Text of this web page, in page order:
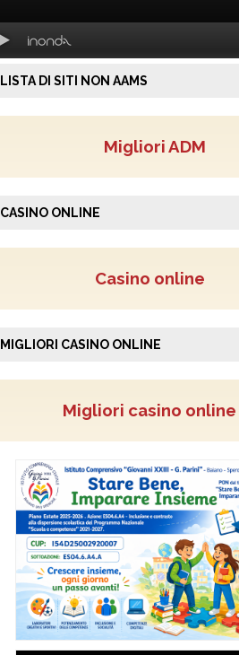
LISTA DI SITI NON AAMS
Migliori ADM
CASINO ONLINE
Casino online
MIGLIORI CASINO ONLINE
Migliori casino online